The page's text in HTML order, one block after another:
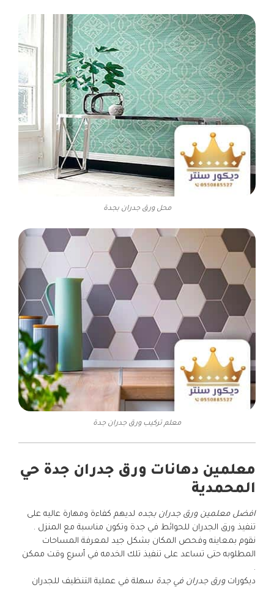
محل ورق جدران بجدة
معلم تركيب ورق جدران جدة
معلمين دهانات ورق جدران جدة حي
المحمدية
افضل معلمين ورق جدران بجده لديهم كفاءة ومهارة عاليه على
تنفيذ ورق الجدران للحوائط في جدة وتكون مناسبة مع المنزل .
نقوم بمعاينه وفحص المكان بشكل جيد لمعرفة المساحات
المطلوبه حتى تساعد على تنفيذ تلك الخدمه في أسرع وقت ممكن
.
ديكوراتورق جدران في جدة سهلة في عملية التنظيف للجدران